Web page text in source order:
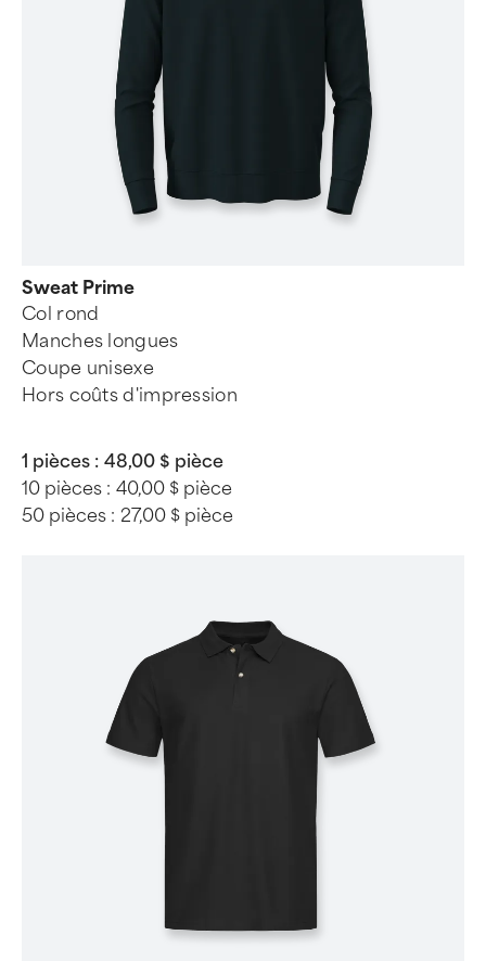
Sweat Prime
Col rond
Manches longues
Coupe unisexe
Hors coûts d'impression
1 pièces : 48,00 $ pièce
10 pièces : 40,00 $ pièce
50 pièces : 27,00 $ pièce